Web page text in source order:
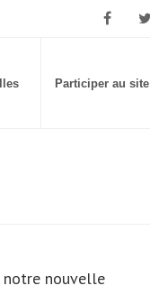
Participer au site
notre nouvelle